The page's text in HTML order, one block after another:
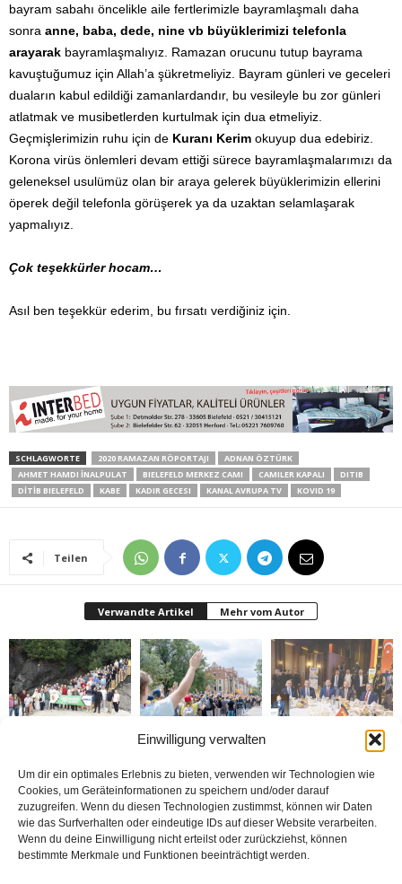
Einwilligung verwalten
Um dir ein optimales Erlebnis zu bieten, verwenden wir Technologien wie
Cookies, um Geräteinformationen zu speichern und/oder darauf
zuzugreifen. Wenn du diesen Technologien zustimmst, können wir Daten
wie das Surfverhalten oder eindeutige IDs auf dieser Website verarbeiten.
Wenn du deine Einwilligung nicht erteilst oder zurückziehst, können
bestimmte Merkmale und Funktionen beeinträchtigt werden.
bayram sabahı öncelikle aile fertlerimizle bayramlaşmalı daha
sonra anne, baba, dede, nine vb büyüklerimizi telefonla
arayarak bayramlaşmalıyız. Ramazan orucunu tutup bayrama
kavuştuğumuz için Allah’a şükretmeliyiz. Bayram günleri ve geceleri
duaların kabul edildiği zamanlardandır, bu vesileyle bu zor günleri
atlatmak ve musibetlerden kurtulmak için dua etmeliyiz.
Geçmişlerimizin ruhu için de Kuranı Kerim okuyup dua edebiriz.
Korona virüs önlemleri devam ettiği sürece bayramlaşmalarımızı da
geleneksel usulümüz olan bir araya gelerek büyüklerimizin ellerini
öperek değil telefonla görüşerek ya da uzaktan selamlaşarak
yapmalıyız.
Çok teşekkürler hocam…
Asıl ben teşekkür ederim, bu fırsatı verdiğiniz için.
SCHLAGWORTE 2020 RAMAZAN RÖPORTAJI
ADNAN ÖZTÜRK
AHMET HAMDI İNALPULAT
BIELEFELD MERKEZ CAMI CAMILER KAPALI
DITIB
DİTİB BIELEFELD
KABE KADIR GECESI KANAL AVRUPA TV KOVID 19
Teilen
Verwandte Artikel Mehr vom Autor
Brandmauer adé: Die
AfD und das Versagen
MÜSİAD Genel Başkanı
buluşturduğu bir
noktada birleşti“